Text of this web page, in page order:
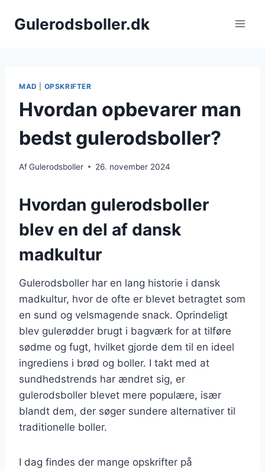
Gulerodsboller.dk
MAD OPSKRIFTER
Hvordan opbevarer man
bedst gulerodsboller?
AfGulerodsboller 26. november 2024
Hvordan gulerodsboller
blev en del af dansk
madkultur
Gulerodsboller har en lang historie i dansk
madkultur, hvor de ofte er blevet betragtet som
en sund og velsmagende snack. Oprindeligt
blev gulerødder brugt i bagværk for at tilføre
sødme og fugt, hvilket gjorde dem til en ideel
ingrediens i brød og boller. I takt med at
sundhedstrends har ændret sig, er
gulerodsboller blevet mere populære, især
blandt dem, der søger sundere alternativer til
traditionelle boller.
I dag findes der mange opskrifter på